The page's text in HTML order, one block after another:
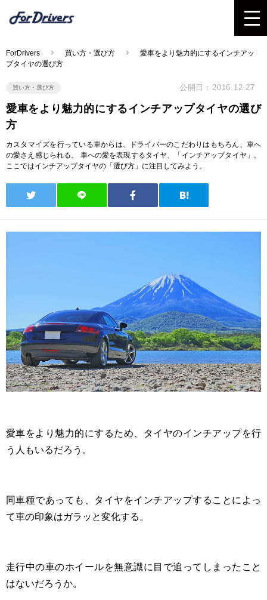
ForDrivers 買い方・選び方
愛車をより魅力的にするインチアッ
プタイヤの選び方
買い方・選び方 公開日：2016.12.27
愛車をより魅力的にするインチアップタイヤの選び
方
カスタマイズを行っている車からは、ドライバーのこだわりはもちろん、車へ
の愛さえ感じられる。 車への愛を表現するタイヤ、「インチアップタイヤ」。
ここではインチアップタイヤの「選び方」に注目してみよう。
愛車をより魅力的にするため、タイヤのインチアップを行
う人もいるだろう。
同車種であっても、タイヤをインチアップすることによっ
て車の印象はガラッと変化する。
走行中の車のホイールを無意識に目で追ってしまったこと
はないだろうか。